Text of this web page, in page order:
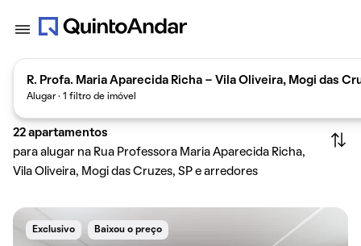
R. Profa. Maria Aparecida Richa - Vila Oliveira, Mogi das
Alugar · 1 filtro de imóvel
22 apartamentos
para alugar na Rua Professora Maria Aparecida Richa,
Vila Oliveira, Mogi das Cruzes, SP e arredores
Exclusivo Baixou o preço